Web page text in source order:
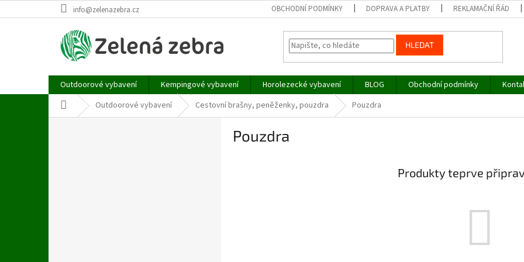
na
info@zelenazebra.cz OBCHODNÍ PODMÍNKY DOPRAVA A PLATBY REKLAMAČNÍ ŘÁD
HLEDAT
Outdoorové vybavení Kempingové vybavení Horolezecké vybavení BLOG Obchodní podmínky
Domů Outdoorové vybavení Cestovní brašny, peněženky, pouzdra Pouzdra
Pouzdra
Produkty teprve